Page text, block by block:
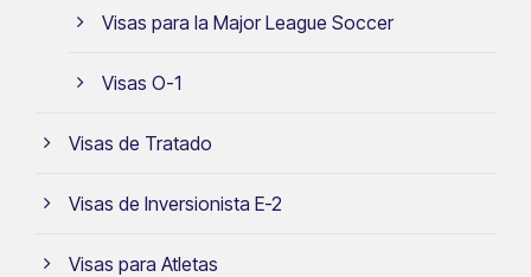
Visas para la Major League Soccer
Visas O-1
Visas de Tratado
Visas de Inversionista E-2
Visas para Atletas